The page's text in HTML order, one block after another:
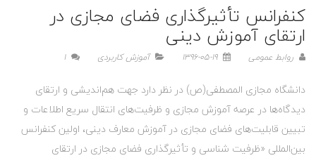
کنفرانس تأثیرگذاری فضای مجازی در
ارتقای آموزش­ دینی
روابط عمومی 1396-05-19 آموزش کاربردی 1
دانشگاه مجازی المصطفی(ص) در نظر دارد جهت هم‌اندیشی و ارتقای
دیدگاه‌ها در عرصه آموزش مجازی و ظرفیت‌های انتقال سریع اطلاعات و
تبیین قابلیت‌های فضای مجازی در آموزش معارف دینی، اولین کنفرانس
بین‌المللی «ظرفیت شناسی و تأثیرگذاری فضای مجازی در ارتقای